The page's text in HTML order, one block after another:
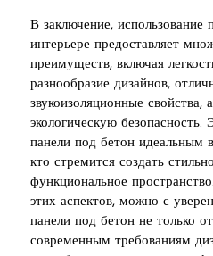
В заключение, использование
интерьере предоставляет
преимуществ, включая
разнообразие дизайнов,
звукоизоляционные свойства,
экологическую
панели под бетон идеальным
кто стремится создать
функциональное
этих аспектов, можно с
панели под бетон не только
современным требованиям